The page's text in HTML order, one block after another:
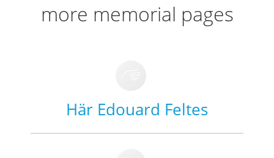
more memorial pages
Här Edouard Feltes